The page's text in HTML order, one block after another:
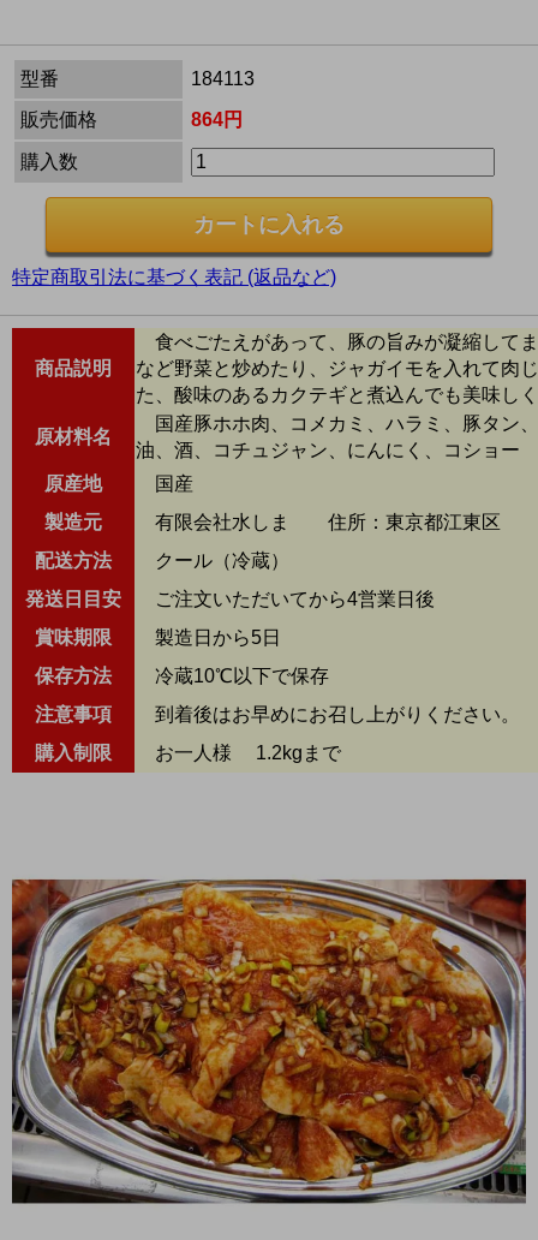
型番
184113
販売価格
864円
購入数
特定商取引法に基づく表記 (返品など)
商品説明
食べごたえがあって、豚の旨みが凝縮して
など野菜と炒めたり、ジャガイモを入れて肉
た、酸味のあるカクテギと煮込んでも美味し
原材料名
国産豚ホホ肉、コメカミ、ハラミ、豚タン
油、酒、コチュジャン、にんにく、コショー
原産地
国産
製造元
有限会社水しま 住所：東京都江東区
配送方法
クール（冷蔵）
発送日目安
ご注文いただいてから4営業日後
賞味期限
製造日から5日
保存方法
冷蔵10℃以下で保存
注意事項
到着後はお早めにお召し上がりください。
購入制限
お一人様 1.2kgまで